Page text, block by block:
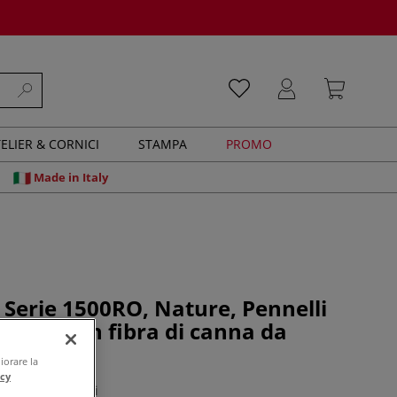
& CORNICI STAMPA PROMO
Made in Italy
1500RO, Nature, Pennelli
in fibra di canna da
0 recensioni
la